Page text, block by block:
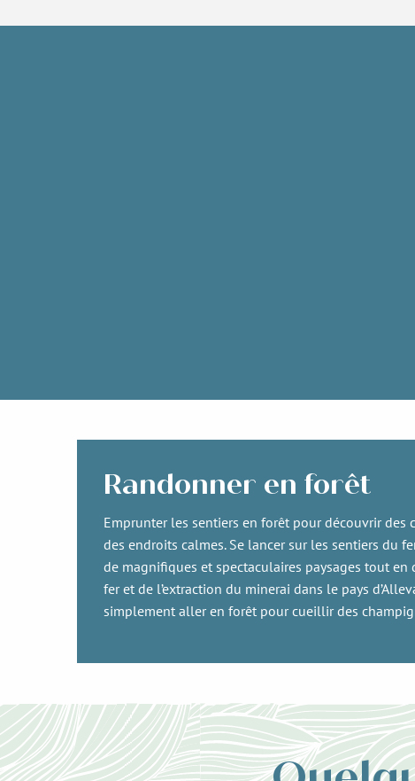
Randonner en forêt
Emprunter les sentiers en forêt pour découvrir des
des endroits calmes. Se lancer sur les sentiers du
de magnifiques et spectaculaires paysages tout en
fer et de l’extraction du minerai dans le pays
simplement aller en forêt pour cueillir des